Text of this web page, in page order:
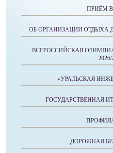
ПРИЁМ
ОБ ОРГАНИЗАЦИИ ОТДЫХА
ВСЕРОССИЙСКАЯ
2026/
«УРАЛЬСКАЯ
ГОСУДАРСТВЕННАЯ
ДОРОЖНАЯ